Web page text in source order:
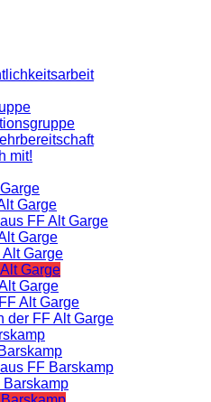
mit!
Garge
FF Alt Garge
Garge
Garge
Garge
Garge
Alt Garge
der FF Alt Garge
FF Barskamp
Barskamp